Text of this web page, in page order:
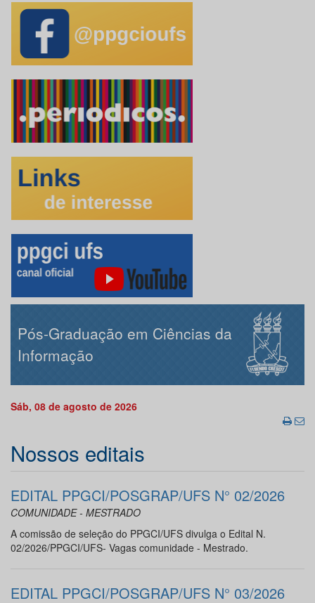
Pós-Graduação em Ciências da
Informação
Sáb, 08 de agosto de 2026
Nossos editais
EDITAL PPGCI/POSGRAP/UFS N° 02/2026
COMUNIDADE - MESTRADO
A comissão de seleção do PPGCI/UFS divulga o Edital N.
02/2026/PPGCI/UFS- Vagas comunidade - Mestrado.
EDITAL PPGCI/POSGRAP/UFS N° 03/2026